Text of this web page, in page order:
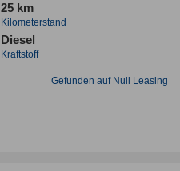
25 km
Kilometerstand
Diesel
Kraftstoff
Gefunden auf Null Leasing